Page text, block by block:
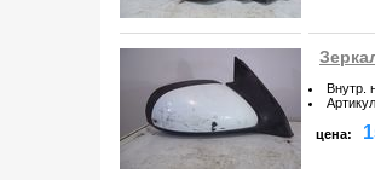
Внутр.
Артикул
цена: